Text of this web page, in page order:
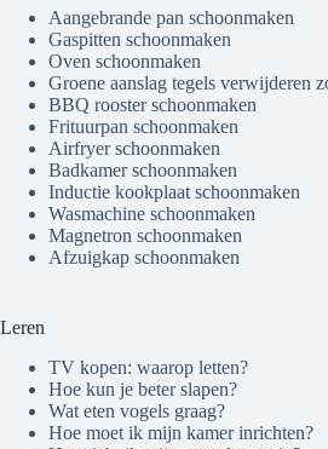
Aangebrande pan schoonmaken
Gaspitten schoonmaken
Oven schoonmaken
Groene aanslag tegels verwijderen
BBQ rooster schoonmaken
Frituurpan schoonmaken
Airfryer schoonmaken
Badkamer schoonmaken
Inductie kookplaat schoonmaken
Wasmachine schoonmaken
Magnetron schoonmaken
Afzuigkap schoonmaken
Leren
TV kopen: waarop letten?
Hoe kun je beter slapen?
Wat eten vogels graag?
Hoe moet ik mijn kamer inrichten?